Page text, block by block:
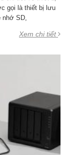
gọi là thiết bị lưu
nhớ SD,
Xem chi tiết